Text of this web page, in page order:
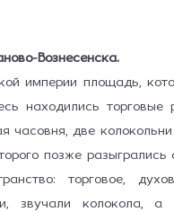
Вознесенска.
империи площадь,
находились
часовня, две
позже
торговое,
звучали колокола,